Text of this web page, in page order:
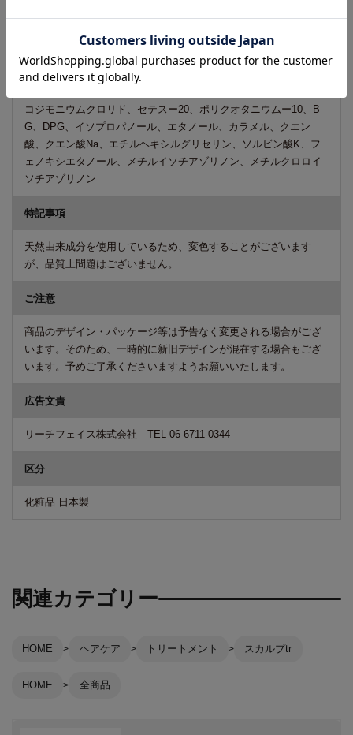
エキス、ウコン根エキス、ジオウ根エキス、シャクヤク根エキ
ス、ショウガ根茎エキス、センキュウ根茎エキス、トウキ根エキ
ス、アオモジ果実油、アトラスシーダー樹皮油、オレンジ果皮
油、グレープフルーツ果皮油、ショウガ根油、ニオイテンジクア
コジモニウムクロリド、セテスー20、ポリクオタニウムー10、B
G、DPG、イソプロパノール、エタノール、カラメル、クエン
酸、クエン酸Na、エチルヘキシルグリセリン、ソルビン酸K、フ
ェノキシエタノール、メチルイソチアゾリノン、メチルクロロイ
ソチアゾリノン
特記事項
天然由来成分を使用しているため、変色することがございます
が、品質上問題はございません。
ご注意
商品のデザイン・パッケージ等は予告なく変更される場合がござ
います。そのため、一時的に新旧デザインが混在する場合もござ
います。予めご了承くださいますようお願いいたします。
広告文責
リーチフェイス株式会社 TEL 06-6711-0344
区分
化粧品 日本製
関連カテゴリー
HOME ヘアケア トリートメント スカルプtr
HOME 全商品